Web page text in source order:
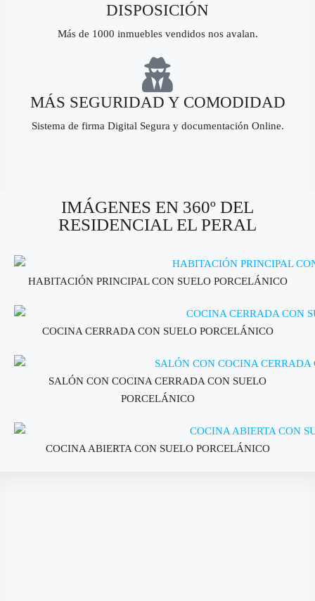
DISPOSICIÓN
Más de 1000 inmuebles vendidos nos avalan.
MÁS SEGURIDAD Y COMODIDAD
Sistema de firma Digital Segura y documentación Online.
IMÁGENES EN 360º DEL
RESIDENCIAL EL PERAL
HABITACIÓN PRINCIPAL CON SUELO PORCELÁNICO
COCINA CERRADA CON SUELO PORCELÁNICO
SALÓN CON COCINA CERRADA CON SUELO
PORCELÁNICO
COCINA ABIERTA CON SUELO PORCELÁNICO